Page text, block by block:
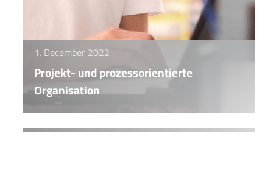
1. December 2022
Projekt- und prozessorientierte
Organisation
1. September 2009
Gebäudekonzeption Bürogebäude